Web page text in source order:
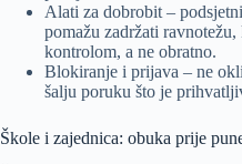
Alati za dobrobit –
pomažu zadržati
kontrolom, a ne obratno.
Blokiranje i prijava – ne
šalju poruku što je
Škole i zajednica: obuka prije